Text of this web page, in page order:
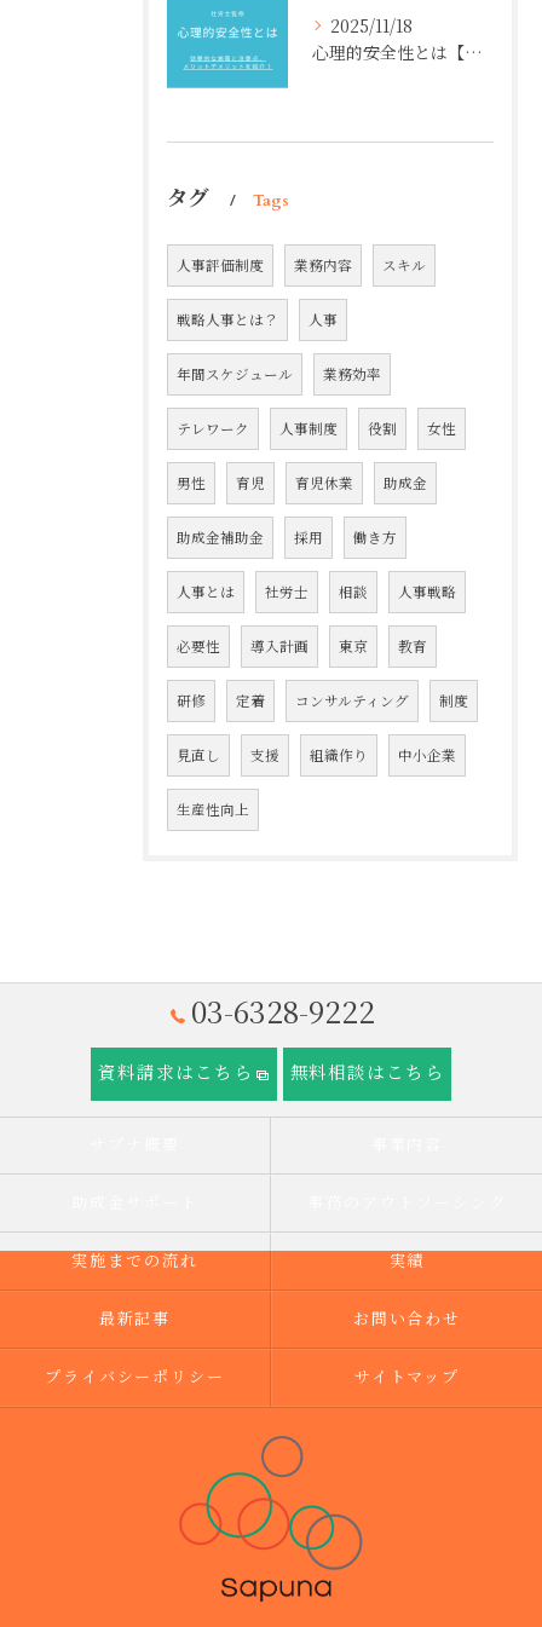
2025/11/18
心理的安全性とは【社労士監修】効果的な施策と注意点、メリットデメリットを紹介！
タグ Tags
人事評価制度 業務内容 スキル
戦略人事とは？ 人事
年間スケジュール 業務効率
テレワーク 人事制度 役割 女性
男性 育児 育児休業 助成金
助成金補助金 採用 働き方
人事とは 社労士 相談 人事戦略
必要性 導入計画 東京 教育
研修 定着 コンサルティング 制度
見直し 支援 組織作り 中小企業
生産性向上
03-6328-9222
資料請求はこちら 無料相談はこちら
実施までの流れ 実績
最新記事 お問い合わせ
プライバシーポリシー サイトマップ